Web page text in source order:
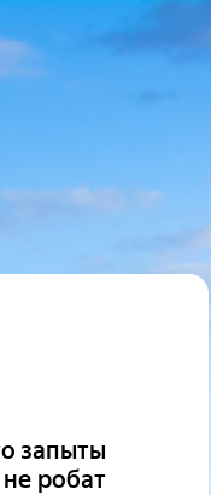
запыты
не робат